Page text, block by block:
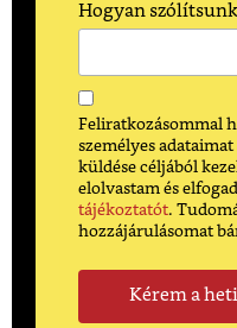
Hogyan
Feliratkozásommal
személyes
küldése céljából
elolvastam és
tájékoztatót.
hozzájárulásomat